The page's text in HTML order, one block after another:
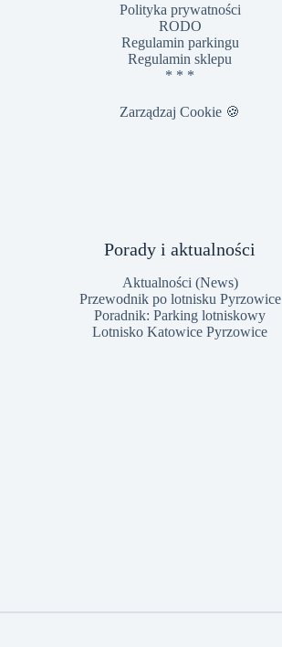
Polityka prywatności
RODO
Regulamin parkingu
Regulamin sklepu
* * *
Zarządzaj Cookie 🍪
Porady i aktualności
Aktualności (News)
Przewodnik po lotnisku Pyrzowice
Poradnik: Parking lotniskowy
Lotnisko Katowice Pyrzowice